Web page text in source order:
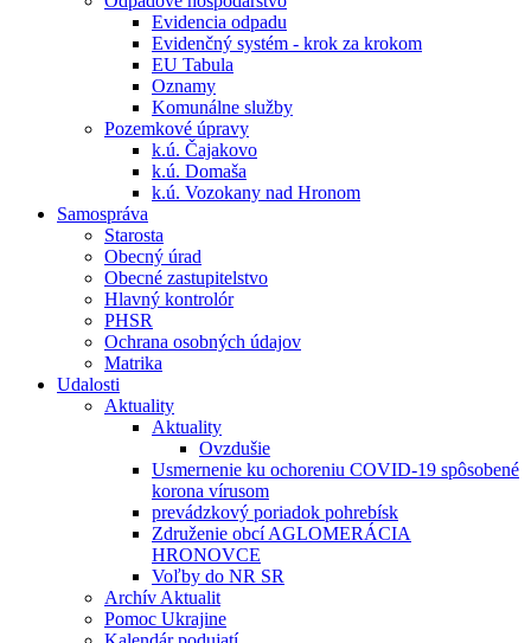
Evidencia odpadu
Evidenčný systém - krok za krokom
EU Tabula
Oznamy
Komunálne služby
Pozemkové úpravy
k.ú. Čajakovo
k.ú. Domaša
k.ú. Vozokany nad Hronom
Samospráva
Starosta
Obecný úrad
Obecné zastupitelstvo
Hlavný kontrolór
PHSR
Ochrana osobných údajov
Matrika
Udalosti
Aktuality
Aktuality
Ovzdušie
Usmernenie ku ochoreniu COVID-19 spôsobené
korona vírusom
prevádzkový poriadok pohrebísk
Združenie obcí AGLOMERÁCIA
HRONOVCE
Voľby do NR SR
Archív Aktualit
Pomoc Ukrajine